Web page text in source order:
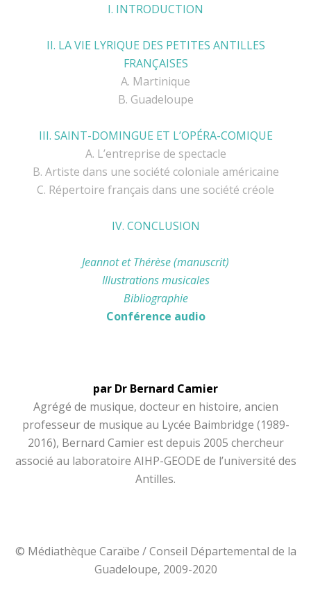
I. INTRODUCTION
II. LA VIE LYRIQUE DES PETITES ANTILLES
FRANÇAISES
A. Martinique
B. Guadeloupe
III. SAINT-DOMINGUE ET L’OPÉRA-COMIQUE
A. L’entreprise de spectacle
B. Artiste dans une société coloniale américaine
C. Répertoire français dans une société créole
IV. CONCLUSION
Jeannot et Thérèse (manuscrit)
Illustrations musicales
Bibliographie
Conférence audio
par Dr Bernard Camier
Agrégé de musique, docteur en histoire, ancien
professeur de musique au Lycée Baimbridge (1989-
2016), Bernard Camier est depuis 2005 chercheur
associé au laboratoire AIHP-GEODE de l’université des
Antilles.
© Médiathèque Caraïbe / Conseil Départemental de la
Guadeloupe, 2009-2020